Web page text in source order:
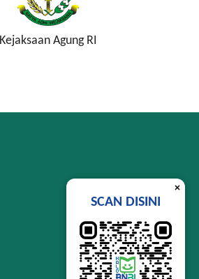
Kejaksaan Agung RI
×
SCAN DISINI